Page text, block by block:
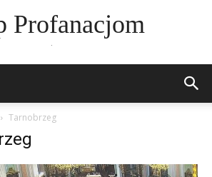
Profanacjom
Tarnobrzeg